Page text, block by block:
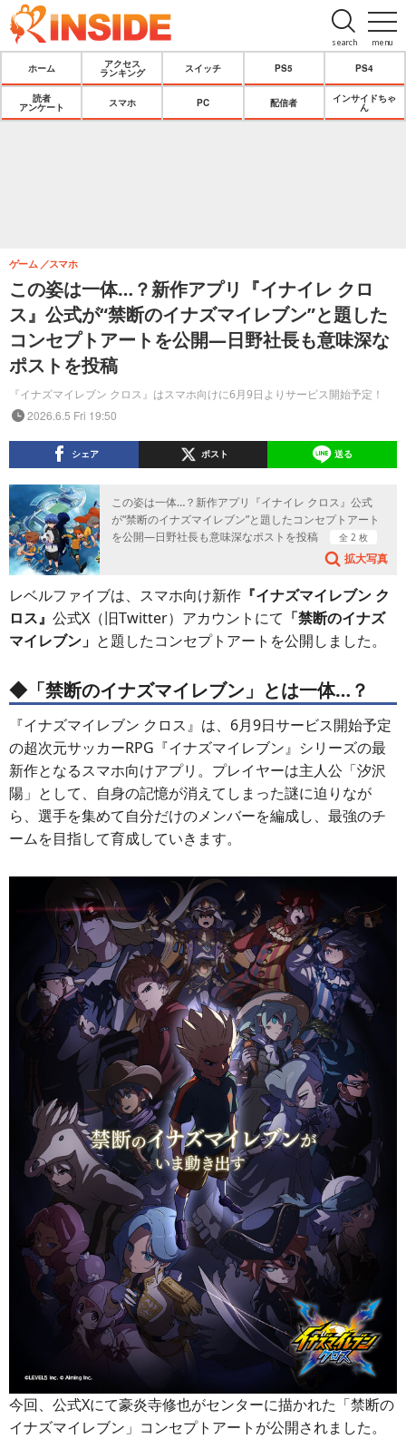
menu
search
ホーム
アクセス
ランキング
スイッチ PS5 PS4
読者
アンケート
スマホ PC 配信者
インサイドちゃ
ん
この姿は一体…？新作アプリ『イナイレ クロ
ス』公式が“禁断のイナズマイレブン”と題した
コンセプトアートを公開―日野社長も意味深な
ポストを投稿
『イナズマイレブン クロス』はスマホ向けに6月9日よりサービス開始予定！
ゲーム スマホ
2026.6.5 Fri 19:50
シェア ポスト 送る
この姿は一体…？新作アプリ『イナイレ クロス』公式
が“禁断のイナズマイレブン”と題したコンセプトアート
を公開―日野社長も意味深なポストを投稿
全 2 枚
拡大写真
レベルファイブは、スマホ向け新作 『イナズマイレブン ク
ロス』 公式X（旧Twitter）アカウントにて 「禁断のイナズ
マイレブン」 と題したコンセプトアートを公開しました。
◆「禁断のイナズマイレブン」とは一体…？
『イナズマイレブン クロス』は、6月9日サービス開始予定
の超次元サッカーRPG『イナズマイレブン』シリーズの最
新作となるスマホ向けアプリ。プレイヤーは主人公「汐沢
陽」として、自身の記憶が消えてしまった謎に迫りなが
ら、選手を集めて自分だけのメンバーを編成し、最強のチ
ームを目指して育成していきます。
今回、公式Xにて豪炎寺修也がセンターに描かれた「禁断の
イナズマイレブン」コンセプトアートが公開されました。